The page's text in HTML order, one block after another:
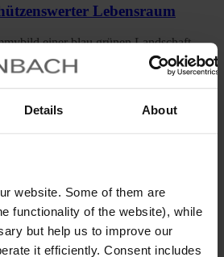
Details About
website. Some of them are
functionality of the website), while
but help us to improve our
it efficiently. Consent includes
Lebensraum
Reisende
11:04
Vögel mehr entdecken. Der